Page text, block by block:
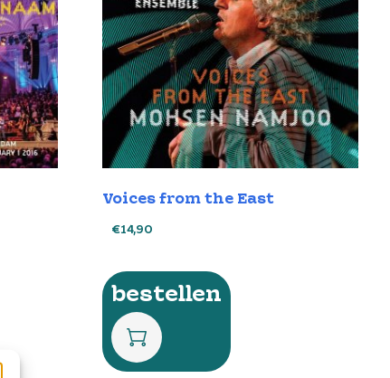
Voices from the East
€14,90
bestellen